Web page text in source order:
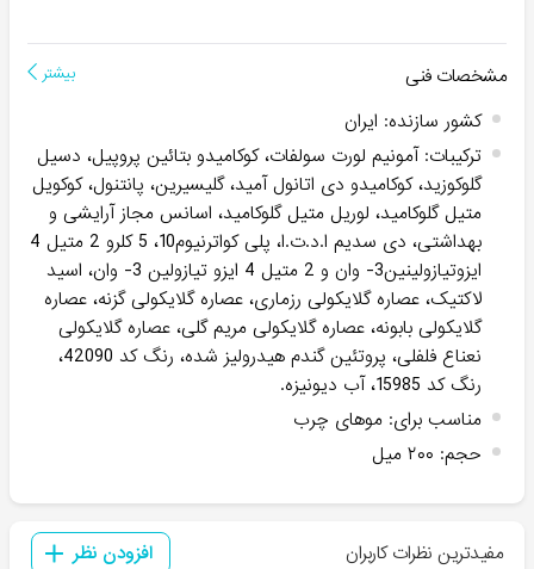
مشخصات فنی بیشتر
کشور سازنده: ایران
ترکیبات:آمونیم لورت سولفات، کوکامیدو بتائین پروپیل، دسیل
گلوکوزید، کوکامیدو دی اتانول آمید، گلیسیرین، پانتنول، کوکویل
متیل گلوکامید، لوریل متیل گلوکامید، اسانس مجاز آرایشی و
بهداشتی، دی سدیم ا.د.ت.ا، پلی کواترنیوم10، 5 کلرو 2 متیل 4
ایزوتیازولینین3- وان و 2 متیل 4 ایزو تیازولین 3- وان، اسید
لاکتیک، عصاره گلایکولی رزماری، عصاره گلایکولی گزنه، عصاره
گلایکولی بابونه، عصاره گلایکولی مریم گلی، عصاره گلایکولی
نعناع فلفلی، پروتئین گندم هیدرولیز شده، رنگ کد 42090،
رنگ کد 15985، آب دیونیزه.
مناسب برای: موهای چرب
حجم: ۲۰۰ میل
مفیدترین نظرات کاربران افزودن نظر